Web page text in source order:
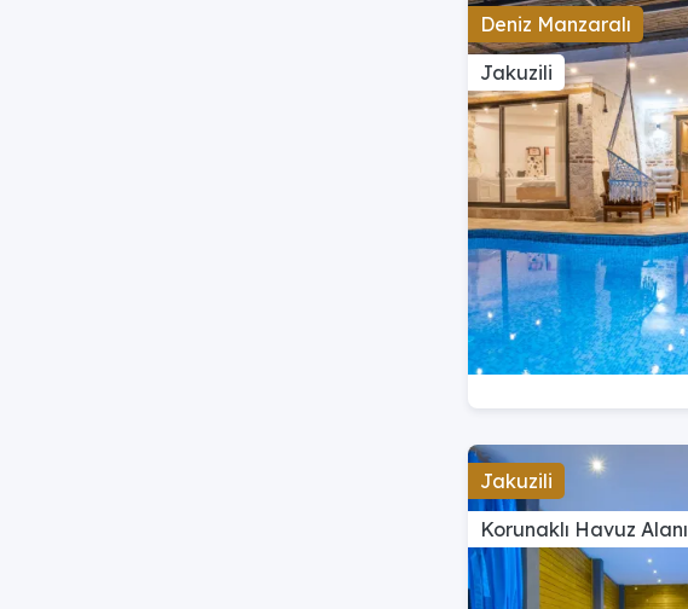
Deniz Manzaralı
Jakuzili
Jakuzili
Korunaklı Havuz Alanı